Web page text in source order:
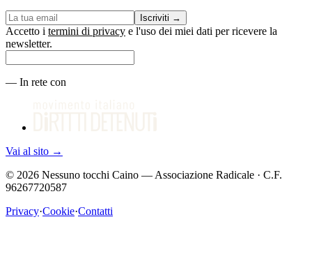
Iscriviti →
Accetto i termini di privacy e l'uso dei miei dati per ricevere la
newsletter.
— In rete con
Vai al sito →
© 2026 Nessuno tocchi Caino — Associazione Radicale · C.F.
96267720587
Privacy·Cookie·Contatti